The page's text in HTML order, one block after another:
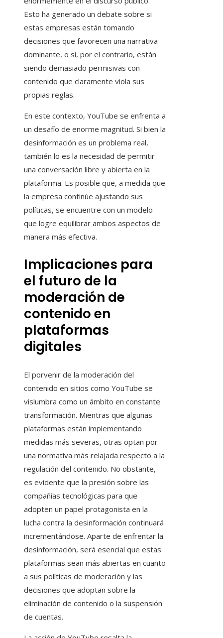
Esto ha generado un debate sobre si
estas empresas están tomando
decisiones que favorecen una narrativa
dominante, o si, por el contrario, están
siendo demasiado permisivas con
contenido que claramente viola sus
propias reglas.
En este contexto, YouTube se enfrenta a
un desafío de enorme magnitud. Si bien la
desinformación es un problema real,
también lo es la necesidad de permitir
una conversación libre y abierta en la
plataforma. Es posible que, a medida que
la empresa continúe ajustando sus
políticas, se encuentre con un modelo
que logre equilibrar ambos aspectos de
manera más efectiva.
Implicaciones para
el futuro de la
moderación de
contenido en
plataformas
digitales
El porvenir de la moderación del
contenido en sitios como YouTube se
vislumbra como un ámbito en constante
transformación. Mientras que algunas
plataformas están implementando
medidas más severas, otras optan por
una normativa más relajada respecto a la
regulación del contenido. No obstante,
es evidente que la presión sobre las
compañías tecnológicas para que
adopten un papel protagonista en la
lucha contra la desinformación continuará
incrementándose. Aparte de enfrentar la
desinformación, será esencial que estas
plataformas sean más abiertas en cuanto
a sus políticas de moderación y las
decisiones que adoptan sobre la
eliminación de contenido o la suspensión
de cuentas.